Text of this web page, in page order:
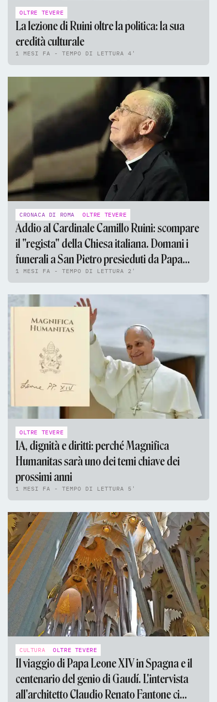
OLTRE TEVERE
La lezione di Ruini oltre la politica: la sua
eredità culturale
1 MESI FA - TEMPO DI LETTURA 4'
CRONACA DI ROMA OLTRE TEVERE
Addio al Cardinale Camillo Ruini: scompare
il "regista" della Chiesa italiana. Domani i
funerali a San Pietro presieduti da Papa
Leone XIV
1 MESI FA - TEMPO DI LETTURA 2'
OLTRE TEVERE
IA, dignità e diritti: perché Magnifica
Humanitas sarà uno dei temi chiave dei
prossimi anni
1 MESI FA - TEMPO DI LETTURA 5'
CULTURA OLTRE TEVERE
Il viaggio di Papa Leone XIV in Spagna e il
centenario del genio di Gaudí. L'intervista
all'architetto Claudio Renato Fantone ci